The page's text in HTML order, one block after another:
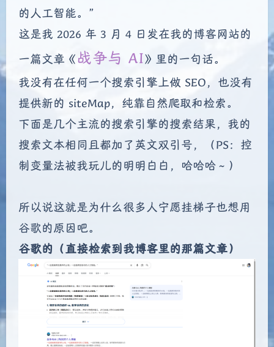
的人工智能。”
这是我 2026 年 3 月 4 日发在我的博客网站的
一篇文章《战争与 AI》里的一句话。
我没有在任何一个搜索引擎上做 SEO，也没有
提供新的 siteMap，纯靠自然爬取和检索。
下面是几个主流的搜索引擎的搜索结果，我的
搜索文本相同且都加了英文双引号，（PS：控
制变量法被我玩儿的明明白白，哈哈哈～）
所以说这就是为什么很多人宁愿挂梯子也想用
谷歌的原因吧。
谷歌的（直接检索到我博客里的那篇文章）